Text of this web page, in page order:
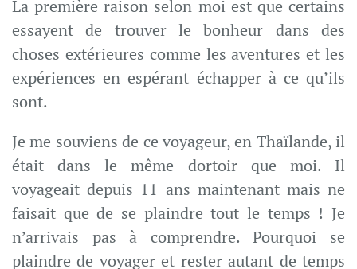
La première raison selon moi est que certains
essayent de trouver le bonheur dans des
choses extérieures comme les aventures et les
expériences en espérant échapper à ce qu’ils
sont.
Je me souviens de ce voyageur, en Thaïlande, il
était dans le même dortoir que moi. Il
voyageait depuis 11 ans maintenant mais ne
faisait que de se plaindre tout le temps ! Je
n’arrivais pas à comprendre. Pourquoi se
plaindre de voyager et rester autant de temps